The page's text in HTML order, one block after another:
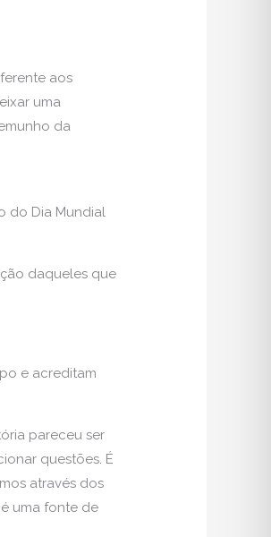
aos
uma
da
do Dia Mundial
daqueles que
e acreditam
pareceu ser
questões. É
através dos
uma fonte de